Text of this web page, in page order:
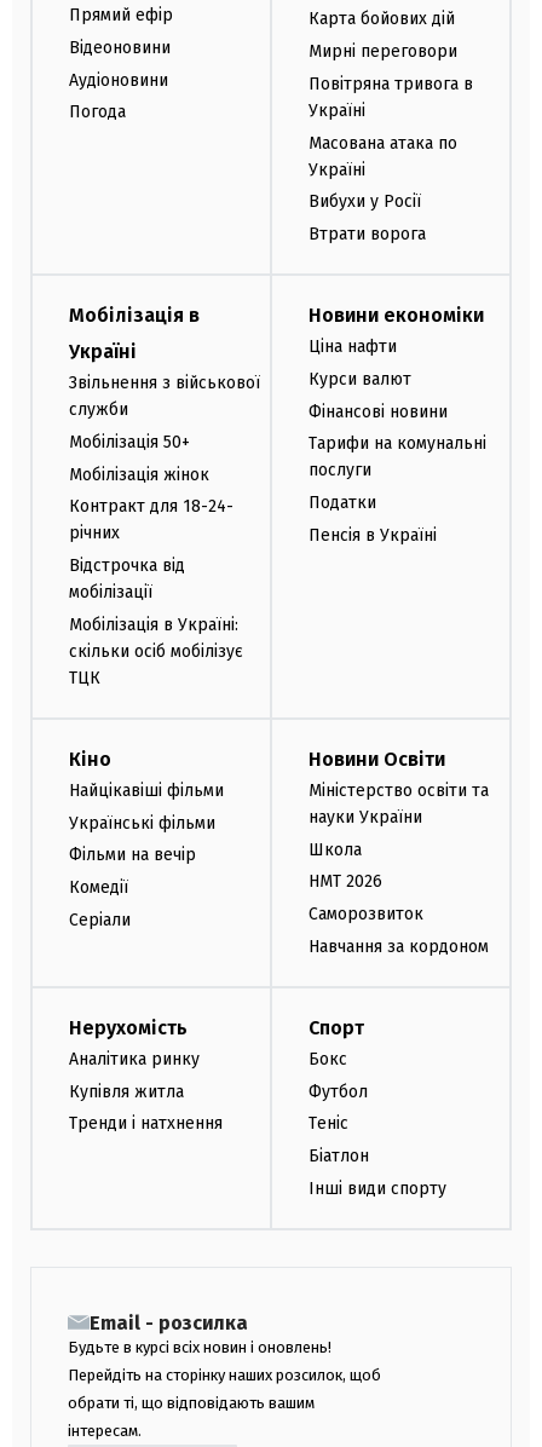
Прямий ефір
Відеоновини
Аудіоновини
Погода
Карта бойових дій
Мирні переговори
Повітряна тривога в
Україні
Масована атака по
Україні
Вибухи у Росії
Втрати ворога
Мобілізація в
Україні
Звільнення з військової
служби
Мобілізація 50+
Мобілізація жінок
Контракт для 18-24-
річних
Відстрочка від
мобілізації
Мобілізація в Україні:
скільки осіб мобілізує
ТЦК
Новини економіки
Ціна нафти
Курси валют
Фінансові новини
Тарифи на комунальні
послуги
Податки
Пенсія в Україні
Кіно
Найцікавіші фільми
Українські фільми
Фільми на вечір
Комедії
Серіали
Новини Освіти
Міністерство освіти та
науки України
Школа
НМТ 2026
Саморозвиток
Навчання за кордоном
Нерухомість
Аналітика ринку
Купівля житла
Тренди і натхнення
Спорт
Бокс
Футбол
Теніс
Біатлон
Інші види спорту
Email - розсилка
Будьте в курсі всіх новин і оновлень!
Перейдіть на сторінку наших розсилок, щоб
обрати ті, що відповідають вашим
інтересам.